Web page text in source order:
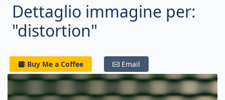
Dettaglio immagine per:
"distortion"
Buy Me a Coffee Email